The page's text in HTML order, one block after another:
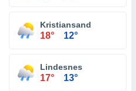
Kristiansand
18° 12°
Lindesnes
17° 13°